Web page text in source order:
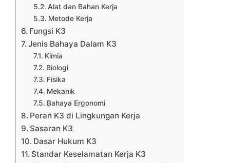
Alat dan Bahan Kerja
Metode Kerja
Fungsi K3
Jenis Bahaya Dalam K3
Kimia
Biologi
Fisika
Mekanik
Bahaya Ergonomi
Peran K3 di Lingkungan Kerja
Sasaran K3
Dasar Hukum K3
Standar Keselamatan Kerja K3